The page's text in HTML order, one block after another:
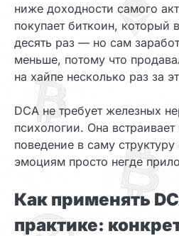
ниже доходности самого
покупает биткоин, который
десять раз — но сам
меньше, потому что
на хайпе несколько раз за
DCA не требует железных
психологии. Она
поведение в саму
эмоциям просто негде
Как применять
практике: